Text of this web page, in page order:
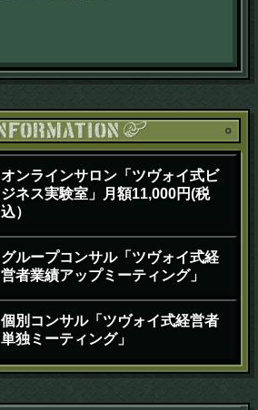
オンラインサロン「ツヴォイ式ビ
ジネス実験室」月額11,000円(税
込）
グループコンサル「ツヴォイ式経
営者業績アップミーティング」
個別コンサル「ツヴォイ式経営者
単独ミーティング」